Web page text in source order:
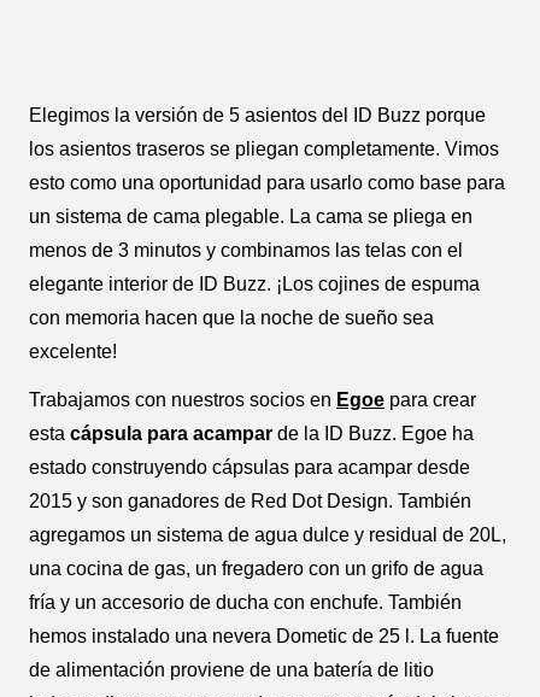
Elegimos la versión de 5 asientos del ID Buzz porque
los asientos traseros se pliegan completamente. Vimos
esto como una oportunidad para usarlo como base para
un sistema de cama plegable. La cama se pliega en
menos de 3 minutos y combinamos las telas con el
elegante interior de ID Buzz. ¡Los cojines de espuma
con memoria hacen que la noche de sueño sea
excelente!
Trabajamos con nuestros socios en Egoe para crear
esta cápsula para acampar de la
ID Buzz. Egoe ha
estado construyendo cápsulas para acampar desde
2015 y son ganadores de Red Dot Design. También
agregamos un sistema de agua dulce y residual de 20L,
una cocina de gas, un fregadero con un grifo de agua
fría y un accesorio de ducha con enchufe. También
hemos instalado una nevera Dometic de 25 l. La fuente
de alimentación proviene de una batería de litio